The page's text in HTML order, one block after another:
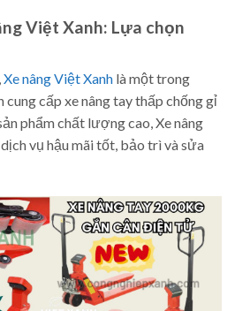
Việt Xanh: Lựa chọn
Xe nâng Việt Xanh là một trong
cấp xe nâng tay thấp chống gỉ
phẩm chất lượng cao, Xe nâng
vụ hậu mãi tốt, bảo trì và sửa